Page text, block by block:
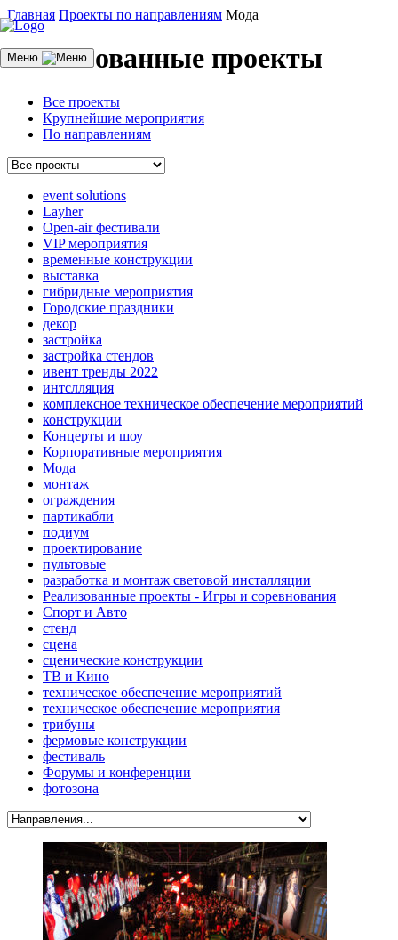
Меню
Главная Проекты по направлениям Мода
Реализованные проекты
Все проекты
Крупнейшие мероприятия
По направлениям
event solutions
Layher
Open-air фестивали
VIP мероприятия
временные конструкции
выставка
гибридные мероприятия
Городские праздники
декор
застройка
застройка стендов
ивент тренды 2022
интслляция
комплексное техническое обеспечение мероприятий
конструкции
Концерты и шоу
Корпоративные мероприятия
Мода
монтаж
ограждения
партикабли
подиум
проектирование
пультовые
разработка и монтаж световой инсталляции
Реализованные проекты - Игры и соревнования
Спорт и Авто
стенд
сцена
сценические конструкции
ТВ и Кино
техническое обеспечение мероприятий
техническое обеспечение мероприятия
трибуны
фермовые конструкции
фестиваль
Форумы и конференции
фотозона